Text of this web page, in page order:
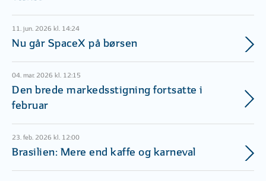
11. jun. 2026 kl. 14:24
Nu går SpaceX på børsen
04. mar. 2026 kl. 12:15
Den brede markedsstigning fortsatte i
februar
23. feb. 2026 kl. 12:00
Brasilien: Mere end kaffe og karneval